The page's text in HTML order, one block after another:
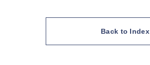
Back to Index